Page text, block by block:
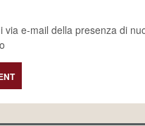
via e-mail della presenza di